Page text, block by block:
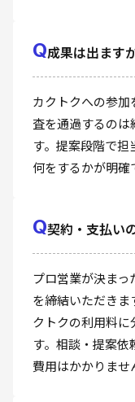
Q成果は出ます
カクトクへの参
査を通過するのは
す。提案段階で
何をするかが明確
Q契約・支払い
プロ営業が決ま
を締結いただきま
クトクの利用料に
す。相談・提案
費用はかかりませ